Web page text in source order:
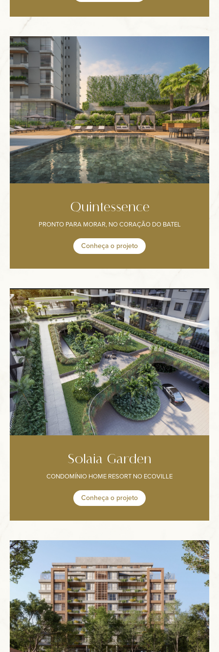
Quintessence
PRONTO PARA MORAR, NO CORAÇÃO DO BATEL
Conheça o projeto
Solaia Garden
CONDOMÍNIO HOME RESORT NO ECOVILLE
Conheça o projeto